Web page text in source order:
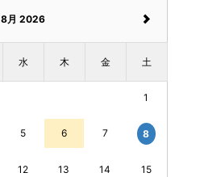
8月 2026
水 木 金 土
1
5 6 7 8
12 13 14 15